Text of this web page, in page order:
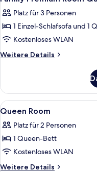
Platz für 3 Personen
1 Einzel-Schlafsofa und 1
Kostenloses WLAN
Weitere Details
Weitere
Premium
Room
Queen
With
Sofa
Alle
Fotos
für
Queen
Room
anzeigen
5
Queen Room
Platz für 2 Personen
1 Queen-Bett
Kostenloses WLAN
Weitere Details
Weitere